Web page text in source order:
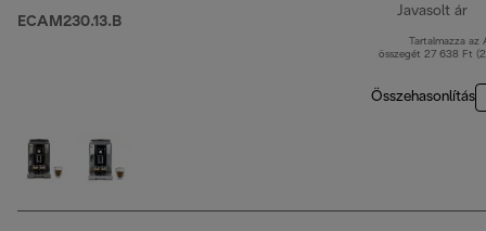
ECAM230.13.B
Javasolt ár
Tartalmazza az
összegét 27 638 Ft
Összehasonlítás